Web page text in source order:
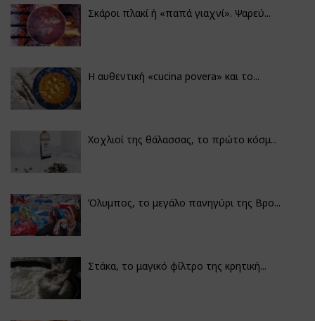
Σκάροι πλακί ή «παπά γιαχνί». Ψαρεύ...
Η αυθεντική «cucina povera» και το...
Χοχλιοί της θάλασσας, το πρώτο κόσμ...
Όλυμπος, το μεγάλο πανηγύρι της Βρο...
Στάκα, το μαγικό φίλτρο της κρητική...